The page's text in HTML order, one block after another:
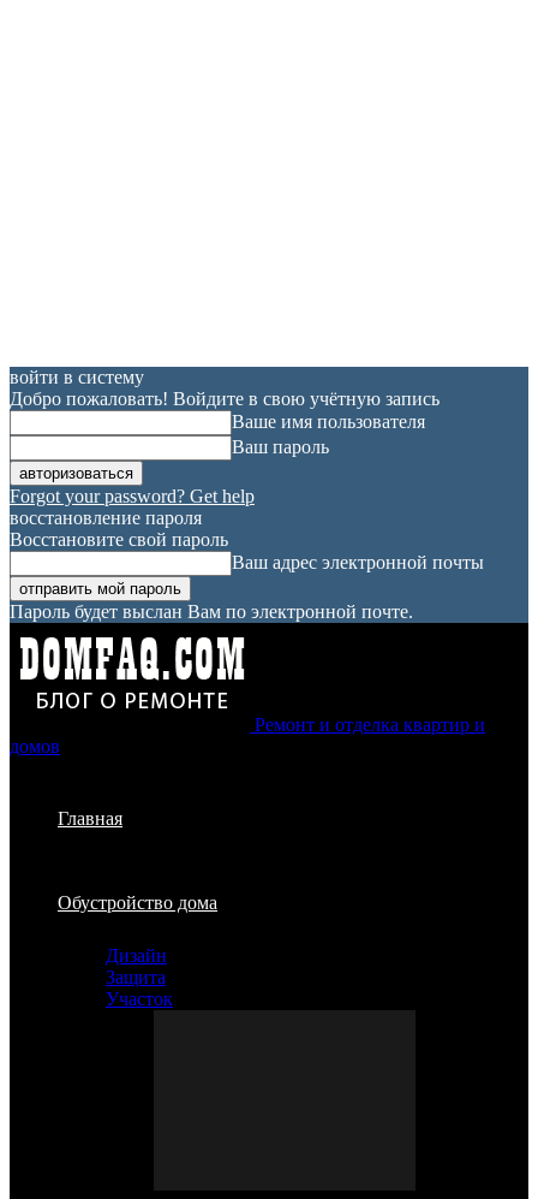
войти в систему
Добро пожаловать! Войдите в свою учётную запись
Ваше имя пользователя
Ваш пароль
Forgot your password? Get help
восстановление пароля
Восстановите свой пароль
Ваш адрес электронной почты
Пароль будет выслан Вам по электронной почте.
Ремонт и отделка квартир и
домов
Главная
Обустройство дома
Дизайн
Защита
Участок